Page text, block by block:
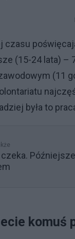
(15-24 lata)
(11
była to
czeka.
komuś